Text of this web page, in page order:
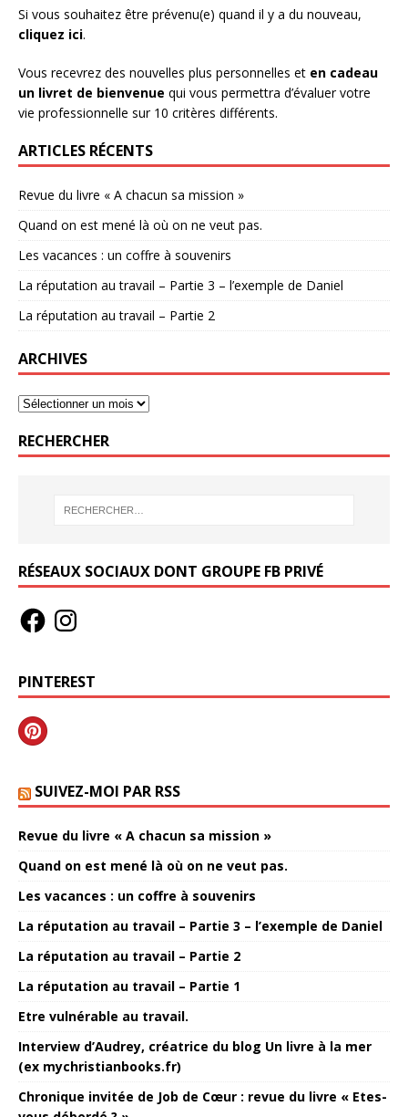
Si vous souhaitez être prévenu(e) quand il y a du nouveau,
cliquez ici.
Vous recevrez des nouvelles plus personnelles et en cadeau
un livret de bienvenue qui vous permettra d’évaluer votre
vie professionnelle sur 10 critères différents.
ARTICLES RÉCENTS
Revue du livre « A chacun sa mission »
Quand on est mené là où on ne veut pas.
Les vacances : un coffre à souvenirs
La réputation au travail – Partie 3 – l’exemple de Daniel
La réputation au travail – Partie 2
ARCHIVES
RECHERCHER
RÉSEAUX SOCIAUX DONT GROUPE FB PRIVÉ
PINTEREST
SUIVEZ-MOI PAR RSS
Revue du livre « A chacun sa mission »
Quand on est mené là où on ne veut pas.
Les vacances : un coffre à souvenirs
La réputation au travail – Partie 3 – l’exemple de Daniel
La réputation au travail – Partie 2
La réputation au travail – Partie 1
Etre vulnérable au travail.
Interview d’Audrey, créatrice du blog Un livre à la mer
(ex mychristianbooks.fr)
Chronique invitée de Job de Cœur : revue du livre « Etes-